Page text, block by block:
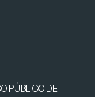
PÚBLICO DE